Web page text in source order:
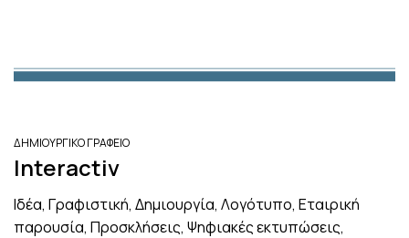
ΔΗΜΙΟΥΡΓΙΚΟ ΓΡΑΦΕΙΟ
Interactiv
Ιδέα, Γραφιστική, Δημιουργία, Λογότυπο, Εταιρική
παρουσία, Προσκλήσεις, Ψηφιακές εκτυπώσεις,